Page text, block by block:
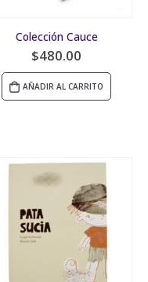
Colección Cauce
$480.00
AÑADIR AL CARRITO